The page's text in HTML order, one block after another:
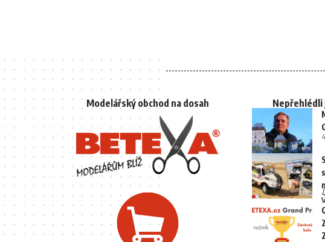
Modelářský obchod na dosah Nepřehlédli